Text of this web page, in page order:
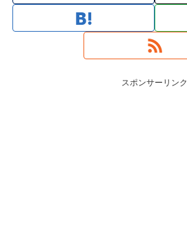
スポンサーリンク